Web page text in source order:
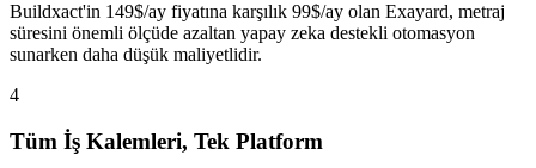
Buildxact'in 149$/ay fiyatına karşılık 99$/ay olan Exayard, metraj
süresini önemli ölçüde azaltan yapay zeka destekli otomasyon
sunarken daha düşük maliyetlidir.
4
Tüm İş Kalemleri, Tek Platform